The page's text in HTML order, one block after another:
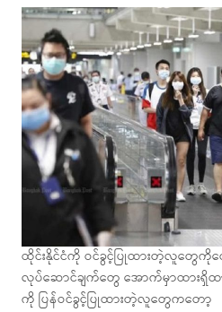
ထိုင်းနိုင်ငံကို ဝင်ခွင့်ပြုထားတဲ့လူတွေကိုတ
လုပ်ဆောင်ချက်တွေ အောက်မှာထားရှိထ
ကို ပြန်ဝင်ခွင့်ပြုထားတဲ့လူတွေကတော့